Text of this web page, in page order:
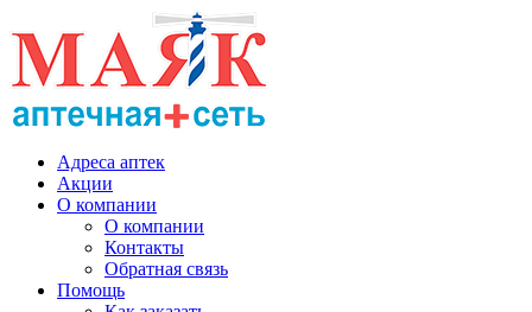
Адреса аптек
Акции
О компании
О компании
Контакты
Обратная связь
Помощь